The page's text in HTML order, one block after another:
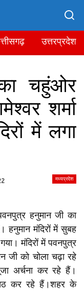
चहुंओर
शर्मा
में लगा
मध्यप्रदेश
हनुमान जी का
हनुमान मंदिरों में सुबह
मंदिरों में पवनपुत्र
जी को चोला चढ़ा रहे
अर्चना कर रहे हैं।
कर रहे हैं।शहर के
उत्तरप्रदेश